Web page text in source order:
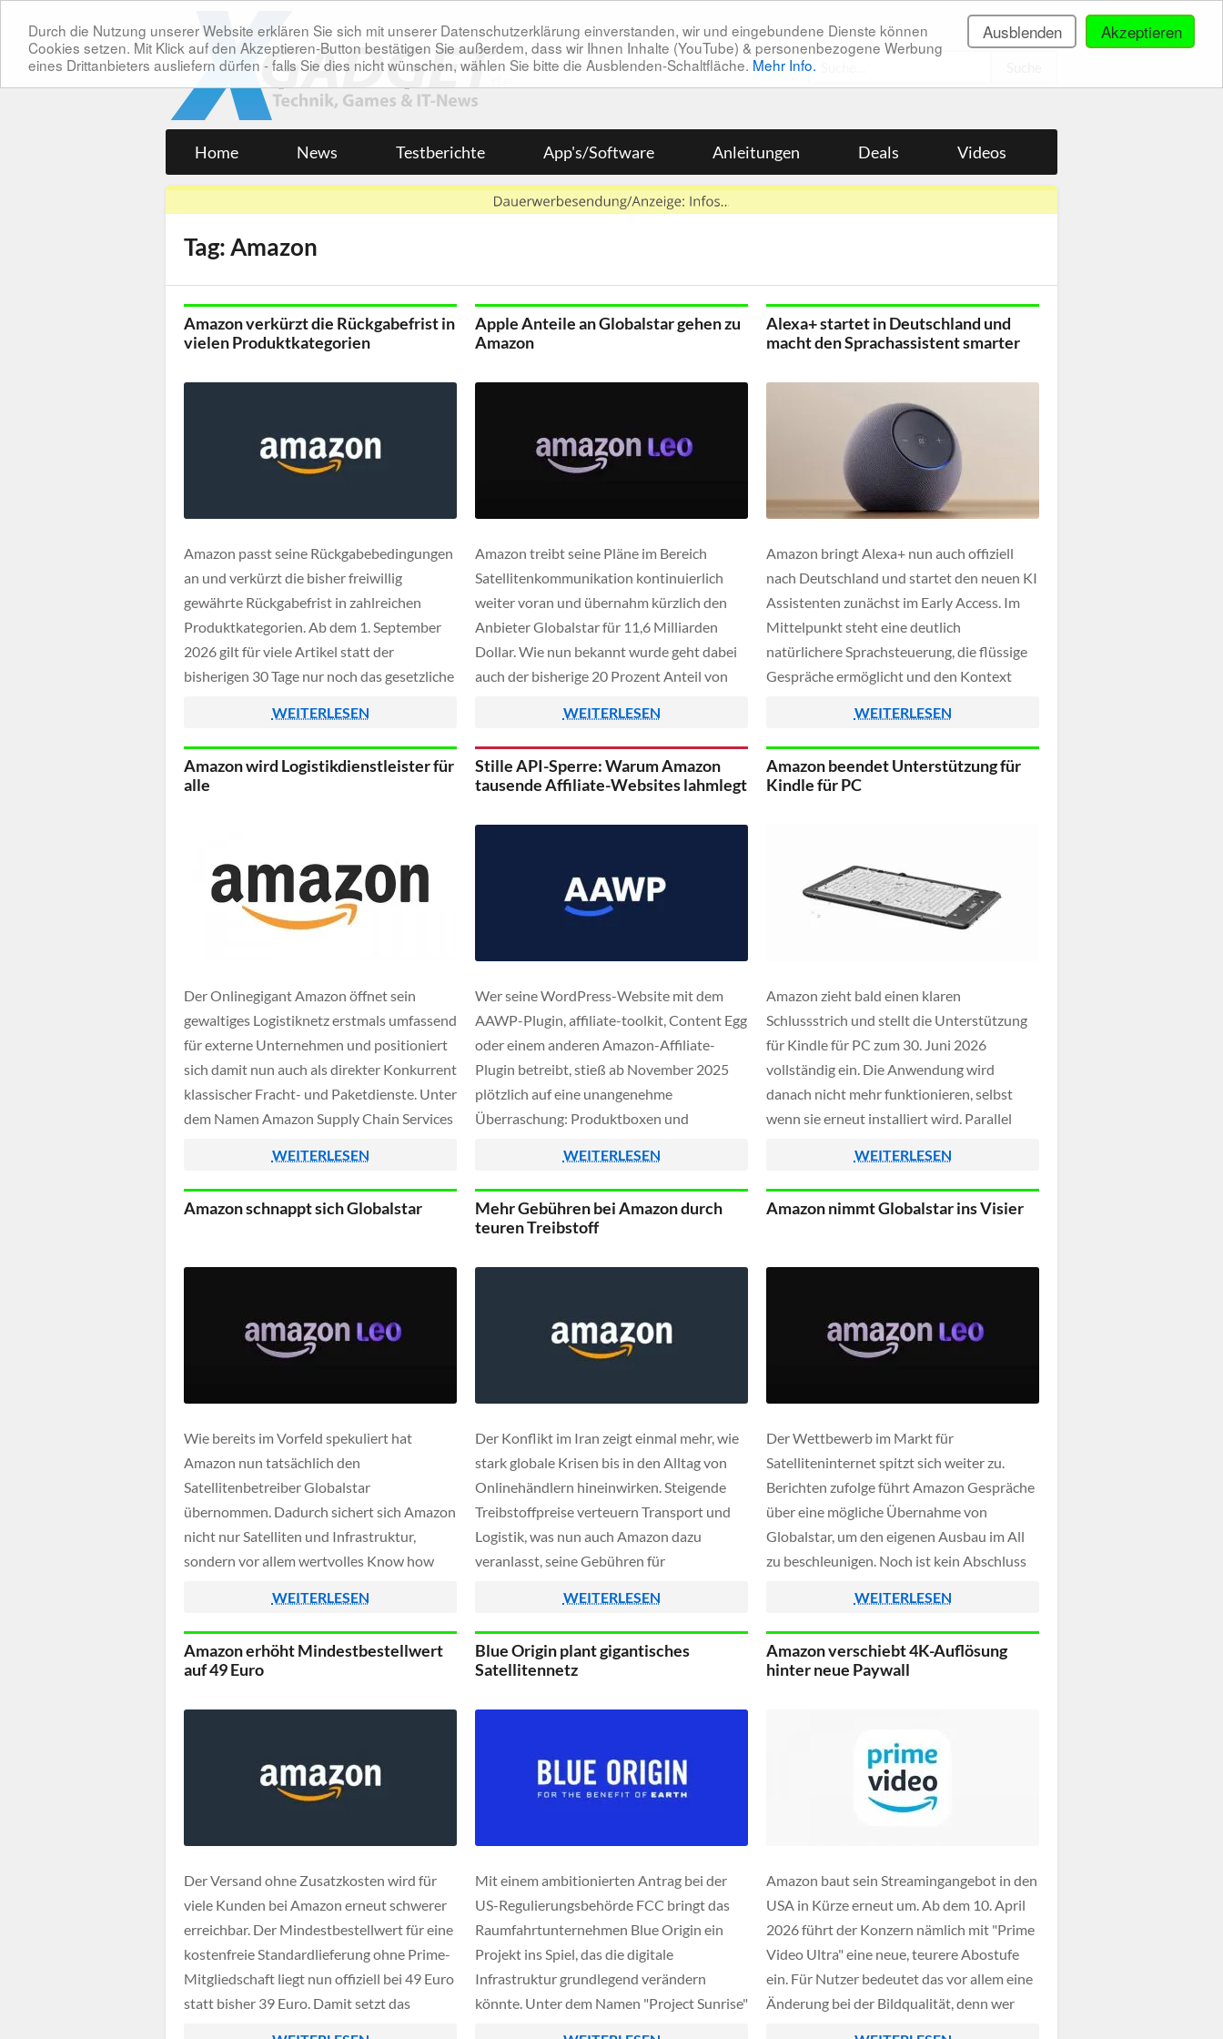
Akzeptieren
Ausblenden
Durch die Nutzung unserer Website erklären Sie sich mit unserer Datenschutzerklärung einverstanden, wir und eingebundene Dienste können
Cookies setzen. Mit Klick auf den Akzeptieren-Button bestätigen Sie außerdem, dass wir Ihnen Inhalte (YouTube) & personenbezogene Werbung
eines Drittanbieters ausliefern dürfen - falls Sie dies nicht wünschen, wählen Sie bitte die Ausblenden-Schaltfläche. Mehr Info.
Home News Testberichte App's/Software Anleitungen Deals Videos
Tag: Amazon
Amazon verkürzt die Rückgabefrist in
vielen Produktkategorien
Amazon passt seine Rückgabebedingungen
an und verkürzt die bisher freiwillig
gewährte Rückgabefrist in zahlreichen
Produktkategorien. Ab dem 1. September
2026 gilt für viele Artikel statt der
bisherigen 30 Tage nur noch das gesetzliche
Widerruf dann innerhalb von 14 Tagen nach
Erhalt der Ware erklären und haben
anschließend weitere 14 Tage Zeit, […]
WEITERLESEN
Apple Anteile an Globalstar gehen zu
Amazon
Amazon treibt seine Pläne im Bereich
Satellitenkommunikation kontinuierlich
weiter voran und übernahm kürzlich den
Anbieter Globalstar für 11,6 Milliarden
Dollar. Wie nun bekannt wurde geht dabei
auch der bisherige 20 Prozent Anteil von
Beteiligung erst vor zwei Jahren für rund
400 Millionen Dollar gesichert, um unter
anderem […]
WEITERLESEN
Alexa+ startet in Deutschland und
macht den Sprachassistent smarter
Amazon bringt Alexa+ nun auch offiziell
nach Deutschland und startet den neuen KI
Assistenten zunächst im Early Access. Im
Mittelpunkt steht eine deutlich
natürlichere Sprachsteuerung, die flüssige
Gespräche ermöglicht und den Kontext
Nutzer können eine Unterhaltung etwa auf
einem Echo Gerät beginnen und später in
der App oder am Laptop […]
WEITERLESEN
Amazon wird Logistikdienstleister für
alle
Der Onlinegigant Amazon öffnet sein
gewaltiges Logistiknetz erstmals umfassend
für externe Unternehmen und positioniert
sich damit nun auch als direkter Konkurrent
klassischer Fracht- und Paketdienste. Unter
dem Namen Amazon Supply Chain Services
Transport, Lagerung, Verpackung und
teilweise auch Zollabwicklung an, selbst
wenn die Kunden keinerlei Bezug zum
WEITERLESEN
Stille API-Sperre: Warum Amazon
tausende Affiliate-Websites lahmlegt
Wer seine WordPress-Website mit dem
AAWP-Plugin, affiliate-toolkit, Content Egg
oder einem anderen Amazon-Affiliate-
Plugin betreibt, stieß ab November 2025
plötzlich auf eine unangenehme
Überraschung: Produktboxen und
stattdessen erschien im Plugin-Log oder in
der API-Antwort einer der folgenden
Fehler:
WEITERLESEN
Amazon beendet Unterstützung für
Kindle für PC
Amazon zieht bald einen klaren
Schlussstrich und stellt die Unterstützung
für Kindle für PC zum 30. Juni 2026
vollständig ein. Die Anwendung wird
danach nicht mehr funktionieren, selbst
wenn sie erneut installiert wird. Parallel
einer neuen Lösung, die jedoch nur noch
unter Windows 11 verfügbar sein wird und
zudem ausschließlich […]
WEITERLESEN
Amazon schnappt sich Globalstar
Wie bereits im Vorfeld spekuliert hat
Amazon nun tatsächlich den
Satellitenbetreiber Globalstar
übernommen. Dadurch sichert sich Amazon
nicht nur Satelliten und Infrastruktur,
sondern vor allem wertvolles Know how
zentral für den Ausbau von Amazon Leo,
einem geplanten Netzwerk aus Satelliten im
niedrigen Erdorbit, das langfristig globale
WEITERLESEN
Mehr Gebühren bei Amazon durch
teuren Treibstoff
Der Konflikt im Iran zeigt einmal mehr, wie
stark globale Krisen bis in den Alltag von
Onlinehändlern hineinwirken. Steigende
Treibstoffpreise verteuern Transport und
Logistik, was nun auch Amazon dazu
veranlasst, seine Gebühren für
Nordamerika müssen künftig einen
Aufschlag in Höhe von 3,5 Prozent auf die
Abwicklungskosten zahlen, was sich je nach
WEITERLESEN
Amazon nimmt Globalstar ins Visier
Der Wettbewerb im Markt für
Satelliteninternet spitzt sich weiter zu.
Berichten zufolge führt Amazon Gespräche
über eine mögliche Übernahme von
Globalstar, um den eigenen Ausbau im All
zu beschleunigen. Noch ist kein Abschluss
komplex und könnten jederzeit scheitern.
WEITERLESEN
Amazon erhöht Mindestbestellwert
auf 49 Euro
Der Versand ohne Zusatzkosten wird für
viele Kunden bei Amazon erneut schwerer
erreichbar. Der Mindestbestellwert für eine
kostenfreie Standardlieferung ohne Prime-
Mitgliedschaft liegt nun offiziell bei 49 Euro
statt bisher 39 Euro. Damit setzt das
Blue Origin plant gigantisches
Satellitennetz
Mit einem ambitionierten Antrag bei der
US-Regulierungsbehörde FCC bringt das
Raumfahrtunternehmen Blue Origin ein
Projekt ins Spiel, das die digitale
Infrastruktur grundlegend verändern
könnte. Unter dem Namen "Project Sunrise"
Amazon verschiebt 4K-Auflösung
hinter neue Paywall
Amazon baut sein Streamingangebot in den
USA in Kürze erneut um. Ab dem 10. April
2026 führt der Konzern nämlich mit "Prime
Video Ultra" eine neue, teurere Abostufe
ein. Für Nutzer bedeutet das vor allem eine
Änderung bei der Bildqualität, denn wer